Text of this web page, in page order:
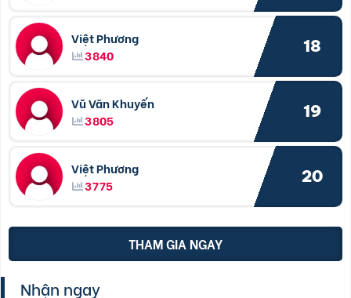
Việt Phương
3840
18
Vũ Văn Khuyến
3805
19
Việt Phương
3775
20
THAM GIA NGAY
Nhận ngay